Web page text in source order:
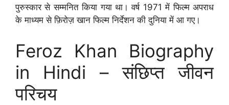
पुरुस्कार से सम्मनित किया गया था। वर्ष 1971 में फिल्म अपराध
के माध्यम से फ़िरोज़ खान फिल्म निर्देशन की दुनिया में आ गए।
Feroz Khan Biography
in Hindi – संछिप्त जीवन
परिचय